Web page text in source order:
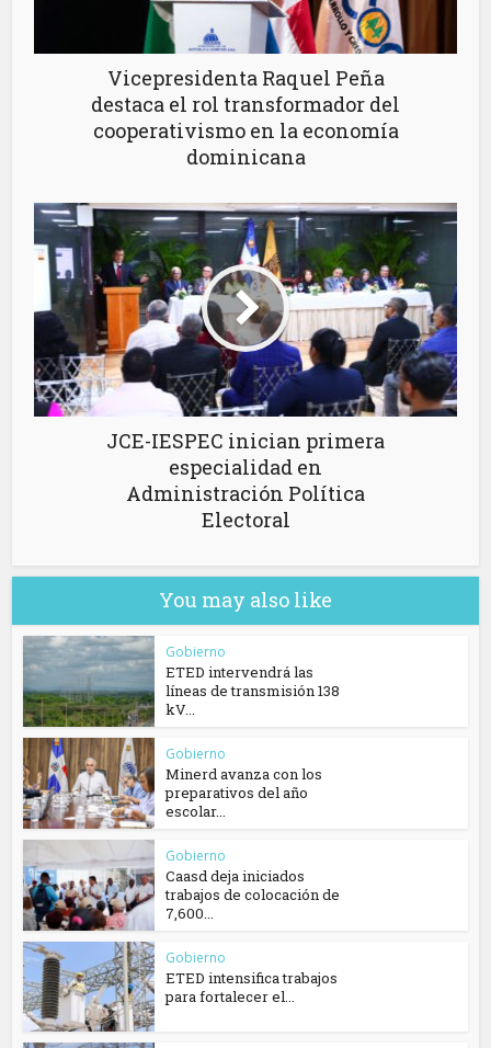
Vicepresidenta Raquel Peña
destaca el rol transformador del
cooperativismo en la economía
dominicana
JCE-IESPEC inician primera
especialidad en
Administración Política
Electoral
You may also like
Gobierno
ETED intervendrá las
líneas de transmisión 138
kV...
Gobierno
Minerd avanza con los
preparativos del año
escolar...
Gobierno
Caasd deja iniciados
trabajos de colocación de
7,600...
Gobierno
ETED intensifica trabajos
para fortalecer el...